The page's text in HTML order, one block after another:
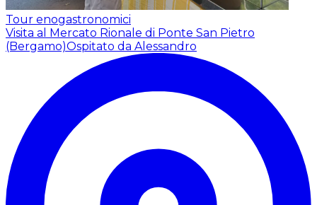
Tour enogastronomici
Visita al Mercato Rionale di Ponte San Pietro
(Bergamo)Ospitato da Alessandro